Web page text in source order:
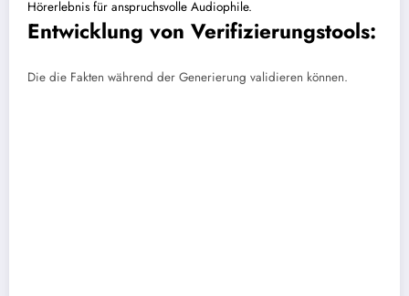
Hörerlebnis für anspruchsvolle Audiophile.
Entwicklung von Verifizierungstools:
Die die Fakten während der Generierung validieren können.